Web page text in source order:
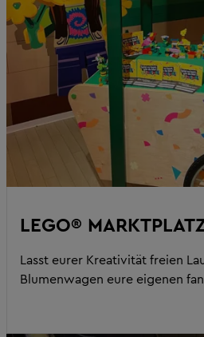
LEGO®
Lasst eurer Kreativität freien
Blumenwagen eure eigenen